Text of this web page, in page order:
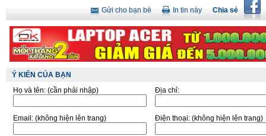
Chia sẻ
In tin này
Gửi cho bạn bè
Ý KIẾN CỦA BẠN
Họ và tên: (cần phải nhập) Địa chỉ:
Email: (không hiện lên trang) Điện thoại: (không hiện lên trang)